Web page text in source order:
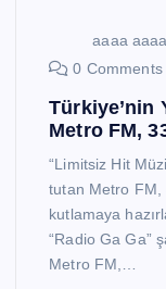
aaaa aaaa
0 Comments
Türkiye’nin
Metro FM,
“Limitsiz Hit
tutan Metro FM,
kutlamaya
“Radio Ga Ga”
Metro FM,…